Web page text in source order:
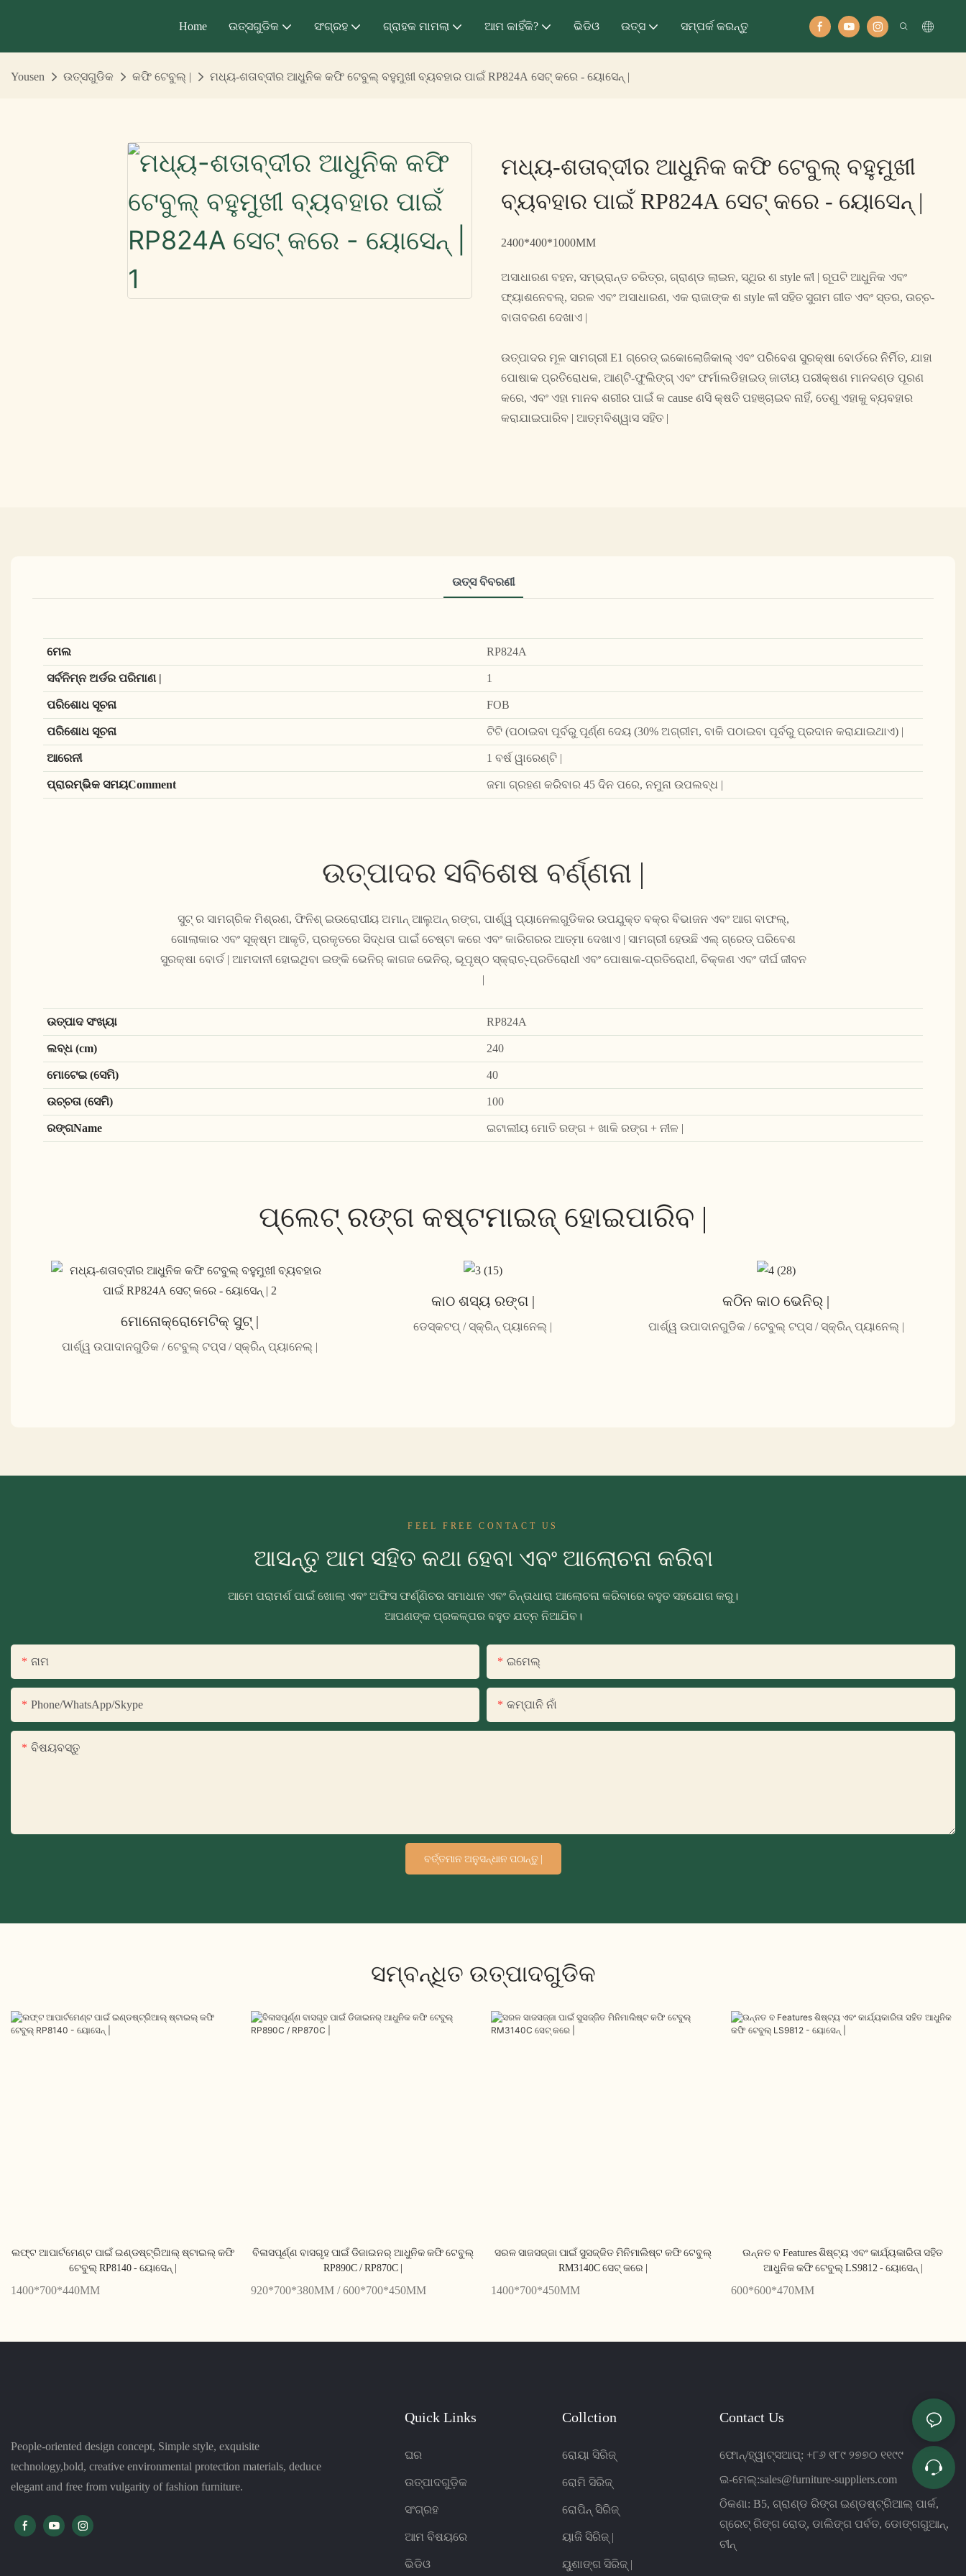
Home ଉତ୍ସଗୁଡିକ ସଂଗ୍ରହ ଗ୍ରାହକ ମାମଲା ଆମ କାହିଁକି? ଭିଡିଓ ଉତ୍ସ ସମ୍ପର୍କ କରନ୍ତୁ
Yousen ଉତ୍ସଗୁଡିକ କଫି ଟେବୁଲ୍ | ମଧ୍ୟ-ଶତାବ୍ଦୀର ଆଧୁନିକ କଫି ଟେବୁଲ୍ ବହୁମୁଖୀ ବ୍ୟବହାର ପାଇଁ RP824A ସେଟ୍ କରେ - ୟୋସେନ୍ |
ମଧ୍ୟ-ଶତାବ୍ଦୀର ଆଧୁନିକ କଫି ଟେବୁଲ୍ ବହୁମୁଖୀ
ବ୍ୟବହାର ପାଇଁ RP824A ସେଟ୍ କରେ - ୟୋସେନ୍ |
2400*400*1000MM
ଅସାଧାରଣ ବହନ, ସମ୍ଭ୍ରାନ୍ତ ଚରିତ୍ର, ଗ୍ରାଣ୍ଡ ଲାଇନ, ସ୍ଥିର ଶ style ଳୀ | ରୂପଟି ଆଧୁନିକ ଏବଂ
ଫ୍ୟାଶନେବଲ୍, ସରଳ ଏବଂ ଅସାଧାରଣ, ଏକ ରାଜାଙ୍କ ଶ style ଳୀ ସହିତ ସୁଗମ ଗୀତ ଏବଂ ସ୍ତର, ଉଚ୍ଚ-
ବାତାବରଣ ଦେଖାଏ |
ଉତ୍ପାଦର ମୂଳ ସାମଗ୍ରୀ E1 ଗ୍ରେଡ୍ ଇକୋଲୋଜିକାଲ୍ ଏବଂ ପରିବେଶ ସୁରକ୍ଷା ବୋର୍ଡରେ ନିର୍ମିତ, ଯାହା
ପୋଷାକ ପ୍ରତିରୋଧକ, ଆଣ୍ଟି-ଫୁଲିଙ୍ଗ୍ ଏବଂ ଫର୍ମାଲଡିହାଇଡ୍ ଜାତୀୟ ପରୀକ୍ଷଣ ମାନଦଣ୍ଡ ପୂରଣ
କରେ, ଏବଂ ଏହା ମାନବ ଶରୀର ପାଇଁ କ cause ଣସି କ୍ଷତି ପହଞ୍ଚାଇବ ନାହିଁ, ତେଣୁ ଏହାକୁ ବ୍ୟବହାର
କରାଯାଇପାରିବ | ଆତ୍ମବିଶ୍ୱାସ ସହିତ |
ଉତ୍ସ ବିବରଣୀ
ମେଲ
RP824A
ସର୍ବନିମ୍ନ ଅର୍ଡର ପରିମାଣ |
1
ପରିଶୋଧ ସୂଚନା
FOB
ପରିଶୋଧ ସୂଚନା
ଟିଟି (ପଠାଇବା ପୂର୍ବରୁ ପୂର୍ଣ୍ଣ ଦେୟ (30% ଅଗ୍ରୀମ, ବାକି ପଠାଇବା ପୂର୍ବରୁ ପ୍ରଦାନ କରାଯାଇଥାଏ) |
ଆରେନୀ
1 ବର୍ଷ ୱାରେଣ୍ଟି |
ପ୍ରାରମ୍ଭିକ ସମୟComment
ଜମା ଗ୍ରହଣ କରିବାର 45 ଦିନ ପରେ, ନମୁନା ଉପଲବ୍ଧ |
ଉତ୍ପାଦର ସବିଶେଷ ବର୍ଣ୍ଣନା |
ସୁଟ୍ ର ସାମଗ୍ରିକ ମିଶ୍ରଣ, ଫିନିଶ୍ ଇଉରୋପୀୟ ଅମାନ୍ ଆଲୁଅନ୍ ରଙ୍ଗ, ପାର୍ଶ୍ୱ ପ୍ୟାନେଲଗୁଡିକର ଉପଯୁକ୍ତ ବକ୍ର ବିଭାଜନ ଏବଂ ଆଗ ବାଫଲ୍,
ଗୋଲାକାର ଏବଂ ସୂକ୍ଷ୍ମ ଆକୃତି, ପ୍ରକୃତରେ ସିଦ୍ଧତା ପାଇଁ ଚେଷ୍ଟା କରେ ଏବଂ କାରିଗରର ଆତ୍ମା ​​ଦେଖାଏ | ସାମଗ୍ରୀ ହେଉଛି ଏଲ୍ ଗ୍ରେଡ୍ ପରିବେଶ
ସୁରକ୍ଷା ବୋର୍ଡ | ଆମଦାନୀ ହୋଇଥିବା ଇଙ୍କି ଭେନିର୍ କାଗଜ ଭେନିର୍, ଭୂପୃଷ୍ଠ ସ୍କ୍ରାଚ୍-ପ୍ରତିରୋଧୀ ଏବଂ ପୋଷାକ-ପ୍ରତିରୋଧୀ, ଚିକ୍କଣ ଏବଂ ଦୀର୍ଘ ଜୀବନ
|
ଉତ୍ପାଦ ସଂଖ୍ୟା
RP824A
ଲବ୍ଧ (cm)
240
ମୋଟେଇ (ସେମି)
40
ଉଚ୍ଚତା (ସେମି)
100
ରଙ୍ଗName
ଇଟାଲୀୟ ମୋତି ରଙ୍ଗ + ଖାକି ରଙ୍ଗ + ନୀଳ |
ପ୍ଲେଟ୍ ରଙ୍ଗ କଷ୍ଟମାଇଜ୍ ହୋଇପାରିବ |
ମୋନୋକ୍ରୋମେଟିକ୍ ସୁଟ୍ |
ପାର୍ଶ୍ୱ ଉପାଦାନଗୁଡିକ / ଟେବୁଲ୍ ଟପ୍ସ / ସ୍କ୍ରିନ୍ ପ୍ୟାନେଲ୍ |
କାଠ ଶସ୍ୟ ରଙ୍ଗ |
ଡେସ୍କଟପ୍ / ସ୍କ୍ରିନ୍ ପ୍ୟାନେଲ୍ |
କଠିନ କାଠ ଭେନିର୍ |
ପାର୍ଶ୍ୱ ଉପାଦାନଗୁଡିକ / ଟେବୁଲ୍ ଟପ୍ସ / ସ୍କ୍ରିନ୍ ପ୍ୟାନେଲ୍ |
FEEL FREE CONTACT US
ଆସନ୍ତୁ ଆମ ସହିତ କଥା ହେବା ଏବଂ ଆଲୋଚନା କରିବା
ଆମେ ପରାମର୍ଶ ପାଇଁ ଖୋଲା ଏବଂ ଅଫିସ ଫର୍ଣ୍ଣିଚର ସମାଧାନ ଏବଂ ଚିନ୍ତାଧାରା ଆଲୋଚନା କରିବାରେ ବହୁତ ସହଯୋଗ କରୁ।
ଆପଣଙ୍କ ପ୍ରକଳ୍ପର ବହୁତ ଯତ୍ନ ନିଆଯିବ।
ନାମ ଇମେଲ୍
Phone/WhatsApp/Skype କମ୍ପାନି ନାଁ
ବିଷୟବସ୍ତୁ
ବର୍ତ୍ତମାନ ଅନୁସନ୍ଧାନ ପଠାନ୍ତୁ |
ସମ୍ବନ୍ଧିତ ଉତ୍ପାଦଗୁଡିକ
ଲଫ୍ଟ ଆପାର୍ଟମେଣ୍ଟ ପାଇଁ ଇଣ୍ଡଷ୍ଟ୍ରିଆଲ୍ ଷ୍ଟାଇଲ୍ କଫି
ଟେବୁଲ୍ RP8140 - ୟୋସେନ୍ |
1400*700*440MM
ବିଳାସପୂର୍ଣ୍ଣ ବାସଗୃହ ପାଇଁ ଡିଜାଇନର୍ ଆଧୁନିକ କଫି ଟେବୁଲ୍
RP890C / RP870C |
920*700*380MM / 600*700*450MM
ସରଳ ସାଜସଜ୍ଜା ପାଇଁ ସୁସଜ୍ଜିତ ମିନିମାଲିଷ୍ଟ କଫି ଟେବୁଲ୍
RM3140C ସେଟ୍ କରେ |
1400*700*450MM
ଉନ୍ନତ ବ Features ଶିଷ୍ଟ୍ୟ ଏବଂ କାର୍ଯ୍ୟକାରିତା ସହିତ
ଆଧୁନିକ କଫି ଟେବୁଲ୍ LS9812 - ୟୋସେନ୍ |
600*600*470MM
People-oriented design concept, Simple style, exquisite
technology,bold, creative environmental protection materials, deduce
elegant and free from vulgarity of fashion furniture.
Quick Links
ଘର
ଉତ୍ପାଦଗୁଡ଼ିକ
ସଂଗ୍ରହ
ଆମ ବିଷୟରେ
ଭିଡିଓ
Collction
ରୋୟା ସିରିଜ୍
ରୋମି ସିରିଜ୍
ରୋପିନ୍ ସିରିଜ୍
ୟାଜି ସିରିଜ୍ |
ୟୁଶାଙ୍ଗ ସିରିଜ୍ |
Contact Us
ଫୋନ୍/ହ୍ୱାଟ୍ସଆପ୍: +୮୬ ୧୮୯ ୨୭୭୦ ୧୧୯୯
ଇ-ମେଲ୍:sales@furniture-suppliers.com
ଠିକଣା: B5, ଗ୍ରାଣ୍ଡ ରିଙ୍ଗ ଇଣ୍ଡଷ୍ଟ୍ରିଆଲ୍ ପାର୍କ,
ଗ୍ରେଟ୍ ରିଙ୍ଗ ରୋଡ୍, ଡାଲିଙ୍ଗ ପର୍ବତ, ଡୋଙ୍ଗଗୁଆନ୍,
ଚୀନ୍